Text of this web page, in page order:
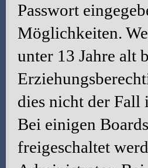
Passwort
Möglichkeiten.
unter 13 Jahre alt
dies nicht der Fall
Bei einigen
freigeschaltet